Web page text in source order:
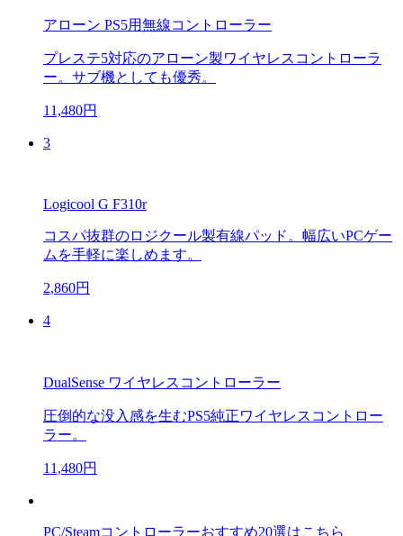
アローン PS5用無線コントローラー
プレステ5対応のアローン製ワイヤレスコントローラ
ー。サブ機としても優秀。
11,480円
3
Logicool G F310r
コスパ抜群のロジクール製有線パッド。幅広いPCゲー
ムを手軽に楽しめます。
2,860円
4
DualSense ワイヤレスコントローラー
圧倒的な没入感を生むPS5純正ワイヤレスコントロー
ラー。
11,480円
PC/Steamコントローラーおすすめ20選はこちら